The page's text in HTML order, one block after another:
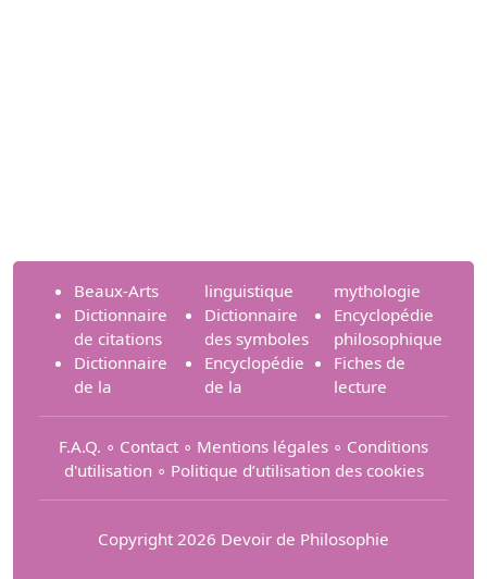
Beaux-Arts
Dictionnaire
de citations
Dictionnaire
de la
linguistique
Dictionnaire
des symboles
Encyclopédie
de la
mythologie
Encyclopédie
philosophique
Fiches de
lecture
F.A.Q. ∘ Contact ∘ Mentions légales ∘ Conditions
d'utilisation ∘ Politique d’utilisation des cookies
Copyright 2026 Devoir de Philosophie